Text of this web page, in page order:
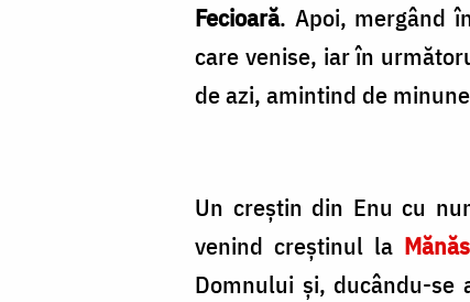
Fecioară. Apoi, mergând
care venise, iar în
de azi, amintind de
Un creștin din Enu cu
venind creștinul la
Domnului și, ducându-